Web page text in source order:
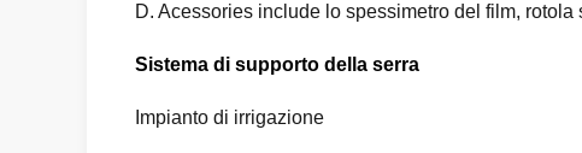
D. Acessories include lo spessimetro del film,
Sistema di supporto della serra
Impianto di irrigazione